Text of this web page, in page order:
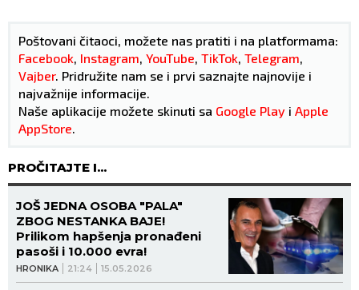
Poštovani čitaoci, možete nas pratiti i na platformama:
Facebook, Instagram, YouTube, TikTok, Telegram,
Vajber. Pridružite nam se i prvi saznajte najnovije i
najvažnije informacije.
Naše aplikacije možete skinuti sa Google Play i Apple
AppStore.
PROČITAJTE I...
HRONIKA 21:24 15.05.2026
JOŠ JEDNA OSOBA "PALA"
ZBOG NESTANKA BAJE!
Prilikom hapšenja pronađeni
pasoši i 10.000 evra!